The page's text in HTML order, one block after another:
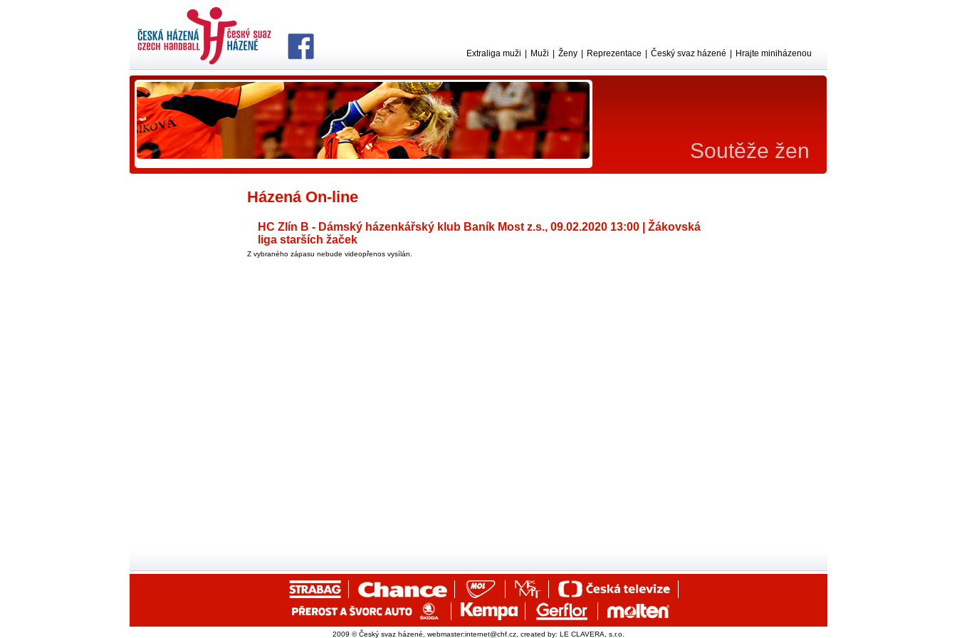
Soutěže žen
Extraliga muži Muži Ženy Reprezentace Český svaz házené Hrajte miniházenou
Házená On-line
HC Zlín B - Dámský házenkářský klub Baník Most z.s., 09.02.2020 13:00 | Žákovská
liga starších žaček
Z vybraného zápasu nebude videopřenos vysílán.
2009 © Český svaz házené, webmaster:internet@chf.cz , created by: LE CLAVERA, s.r.o.